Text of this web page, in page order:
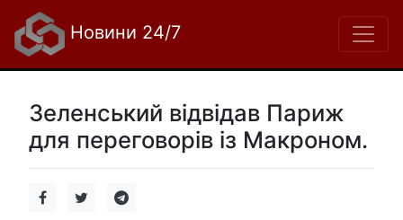
Новини 24/7
Зеленський відвідав Париж
для переговорів із Макроном.